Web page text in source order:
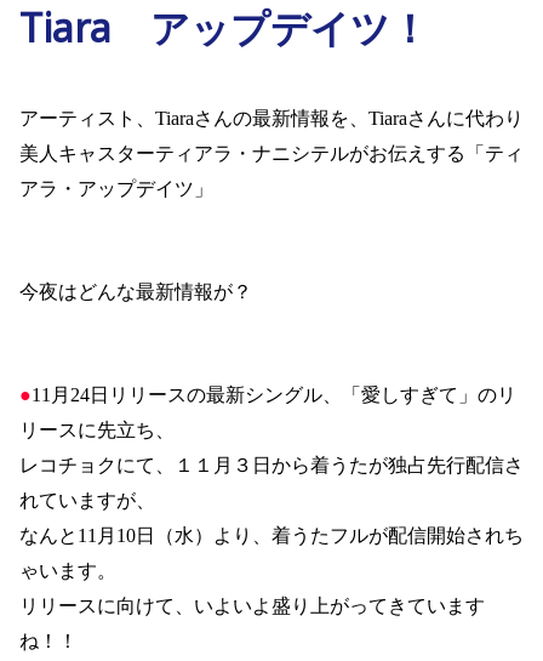
Tiara アップデイツ！
アーティスト、 Tiaraさんの最新情報を、 Tiaraさんに代わり
美人キャスターティアラ・ナニシテルがお伝えする「ティ
アラ・アップデイツ」
今夜はどんな最新情報が？
●11 月 24日リリースの最新シングル、「愛しすぎて」のリ
リースに先立ち、
レコチョクにて、１１月３日から着うたが独占先行配信さ
れていますが、
なんと 11 月 10日（水）より、着うたフルが配信開始されち
ゃいます。
リリースに向けて、いよいよ盛り上がってきています
ね！！